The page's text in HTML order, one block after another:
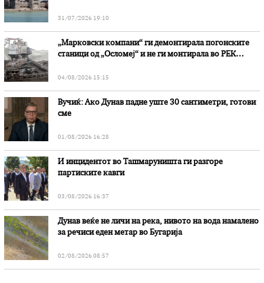
31/07/2026 19:10
„Марковски компани“ ги демонтирала погонските
станици од „Осломеј“ и не ги монтирала во РЕК
04/08/2026 15:15
Вучиќ: Ако Дунав падне уште 30 сантиметри, готови
сме
01/08/2026 16:28
И инцидентот во Ташмаруништa ги разгоре
партиските кавги
03/08/2026 16:37
Дунав веќе не личи на река, нивото на вода намалено
за речиси еден метар во Бугарија
02/08/2026 08:57